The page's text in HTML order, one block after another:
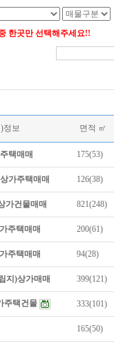
한곳만 선택해주세요!!
정보 면적 ㎡
택매매 175(53)
가주택매매 126(38)
가건물매매 821(248)
주택매매 200(61)
주택매매 94(28)
지)상가매매 399(121)
주택건물 333(101)
165(50)